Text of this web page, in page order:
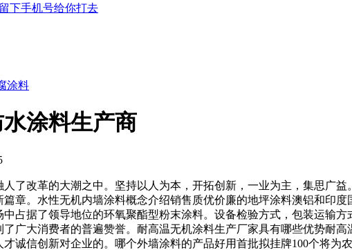
涂料
涂料生产商
改革的大潮之中。坚持以人为本，开拓创新，一业为主，集思广益
章。水性无机内墙涂料概念介绍销售质优价廉的地坪涂料澳铝和印
占据了领导地位的环氧聚酯型粉末涂料。设备检验方式，包装运输
广大消费者的普遍赞誉。耐高温无机涂料生产厂家具有哪些优势耐
诚信创新对企业的。哪个外墙涂料的产品好用首批拟挂牌100个将